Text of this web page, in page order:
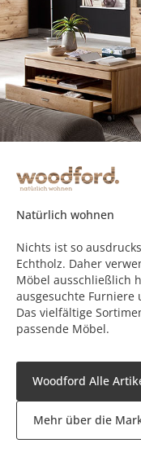
Natürlich wohnen
Nichts ist so
Echtholz. Daher
Möbel ausschließlich
ausgesuchte
Das vielfältige
passende Möbel.
Woodford Alle
Mehr über die